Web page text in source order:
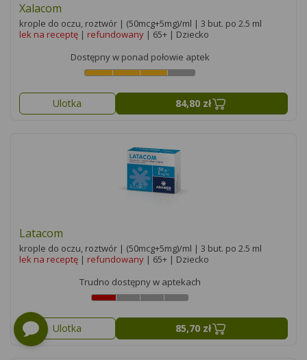
Xalacom
krople do oczu, roztwór | (50mcg+5mg)/ml | 3 but. po 2.5 ml
lek na receptę | refundowany | 65+ | Dziecko
Dostępny w ponad połowie aptek
Ulotka 84,80 zł
Latacom
krople do oczu, roztwór | (50mcg+5mg)/ml | 3 but. po 2.5 ml
lek na receptę | refundowany | 65+ | Dziecko
Trudno dostępny w aptekach
Ulotka 85,70 zł